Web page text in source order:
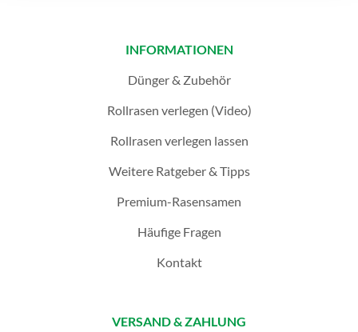
INFORMATIONEN
Dünger & Zubehör
Rollrasen verlegen (Video)
Rollrasen verlegen lassen
Weitere Ratgeber & Tipps
Premium-Rasensamen
Häufige Fragen
Kontakt
VERSAND & ZAHLUNG